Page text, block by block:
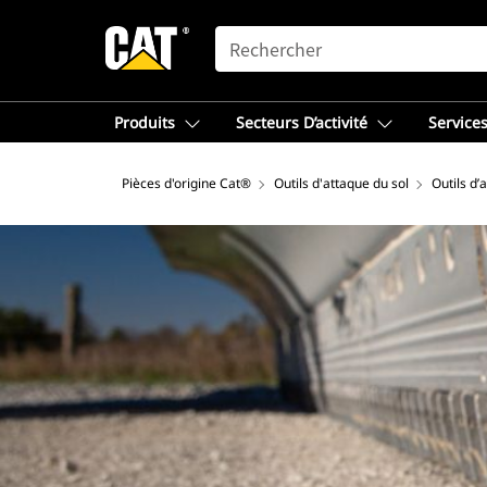
SEARCH
Produits Secteurs D’activité
Pièces d'origine Cat® Outils d'attaque du sol Outils